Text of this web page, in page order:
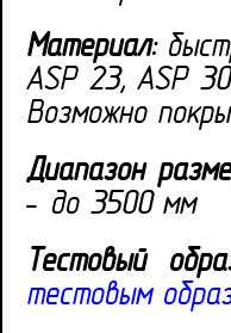
Материал:
ASP 23, ASP
Возможно
Диапазон
– до 3500 мм
Тестовый
тестовым